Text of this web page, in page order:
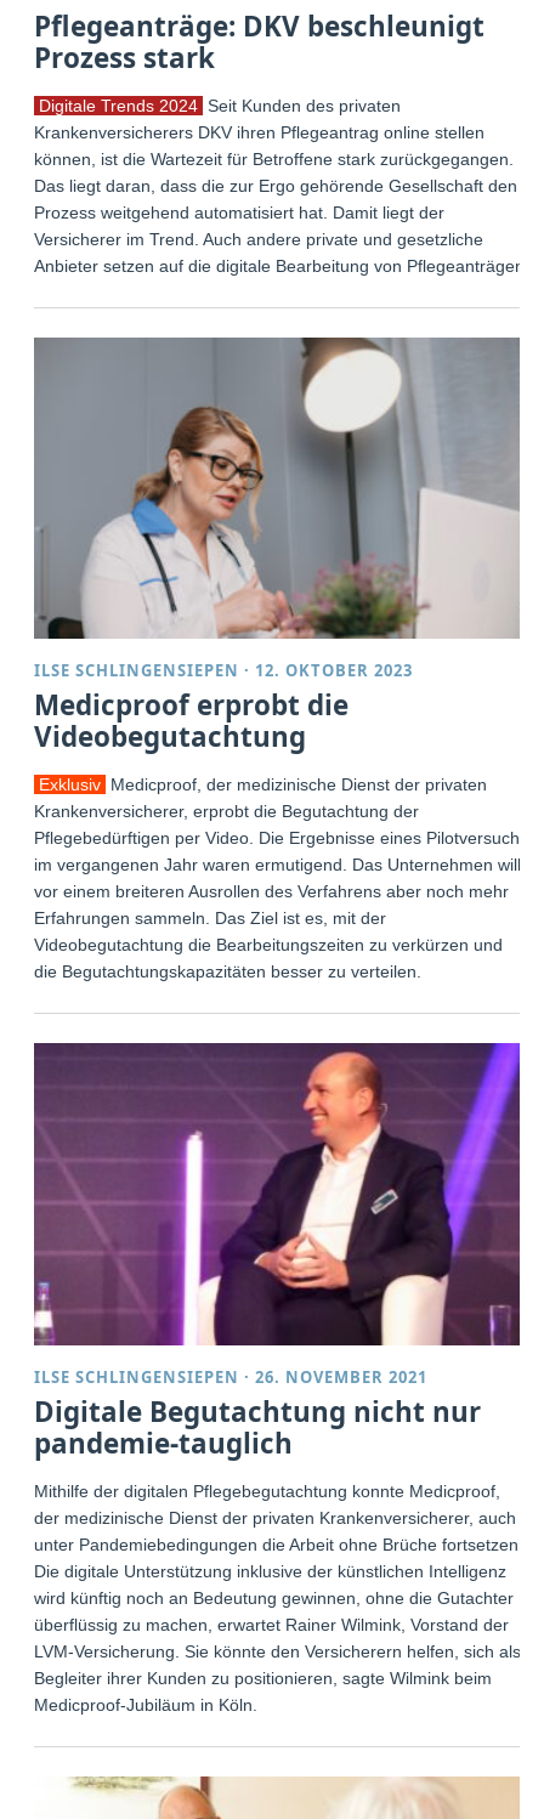
Pflegeanträge: DKV beschleunigt
Prozess stark
Digitale Trends 2024 Seit Kunden des privaten
Krankenversicherers DKV ihren Pflegeantrag online stellen
können, ist die Wartezeit für Betroffene stark zurückgegangen.
Das liegt daran, dass die zur Ergo gehörende Gesellschaft den
Prozess weitgehend automatisiert hat. Damit liegt der
Versicherer im Trend. Auch andere private und gesetzliche
Anbieter setzen auf die digitale Bearbeitung von Pflegeanträgen.
ILSE SCHLINGENSIEPEN · 12. OKTOBER 2023
Medicproof erprobt die
Videobegutachtung
Exklusiv Medicproof, der medizinische Dienst der privaten
Krankenversicherer, erprobt die Begutachtung der
Pflegebedürftigen per Video. Die Ergebnisse eines Pilotversuchs
im vergangenen Jahr waren ermutigend. Das Unternehmen will
vor einem breiteren Ausrollen des Verfahrens aber noch mehr
Erfahrungen sammeln. Das Ziel ist es, mit der
Videobegutachtung die Bearbeitungszeiten zu verkürzen und
die Begutachtungskapazitäten besser zu verteilen.
ILSE SCHLINGENSIEPEN ·26. NOVEMBER 2021
Digitale Begutachtung nicht nur
pandemie-tauglich
Mithilfe der digitalen Pflegebegutachtung konnte Medicproof,
der medizinische Dienst der privaten Krankenversicherer, auch
unter Pandemiebedingungen die Arbeit ohne Brüche fortsetzen.
Die digitale Unterstützung inklusive der künstlichen Intelligenz
wird künftig noch an Bedeutung gewinnen, ohne die Gutachter
überflüssig zu machen, erwartet Rainer Wilmink, Vorstand der
LVM-Versicherung. Sie könnte den Versicherern helfen, sich als
Begleiter ihrer Kunden zu positionieren, sagte Wilmink beim
Medicproof-Jubiläum in Köln.